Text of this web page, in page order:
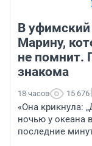
В
Марину,
не помнит.
знакома
18 часов 15 676
«Она крикнула:
ночью у океана
последние